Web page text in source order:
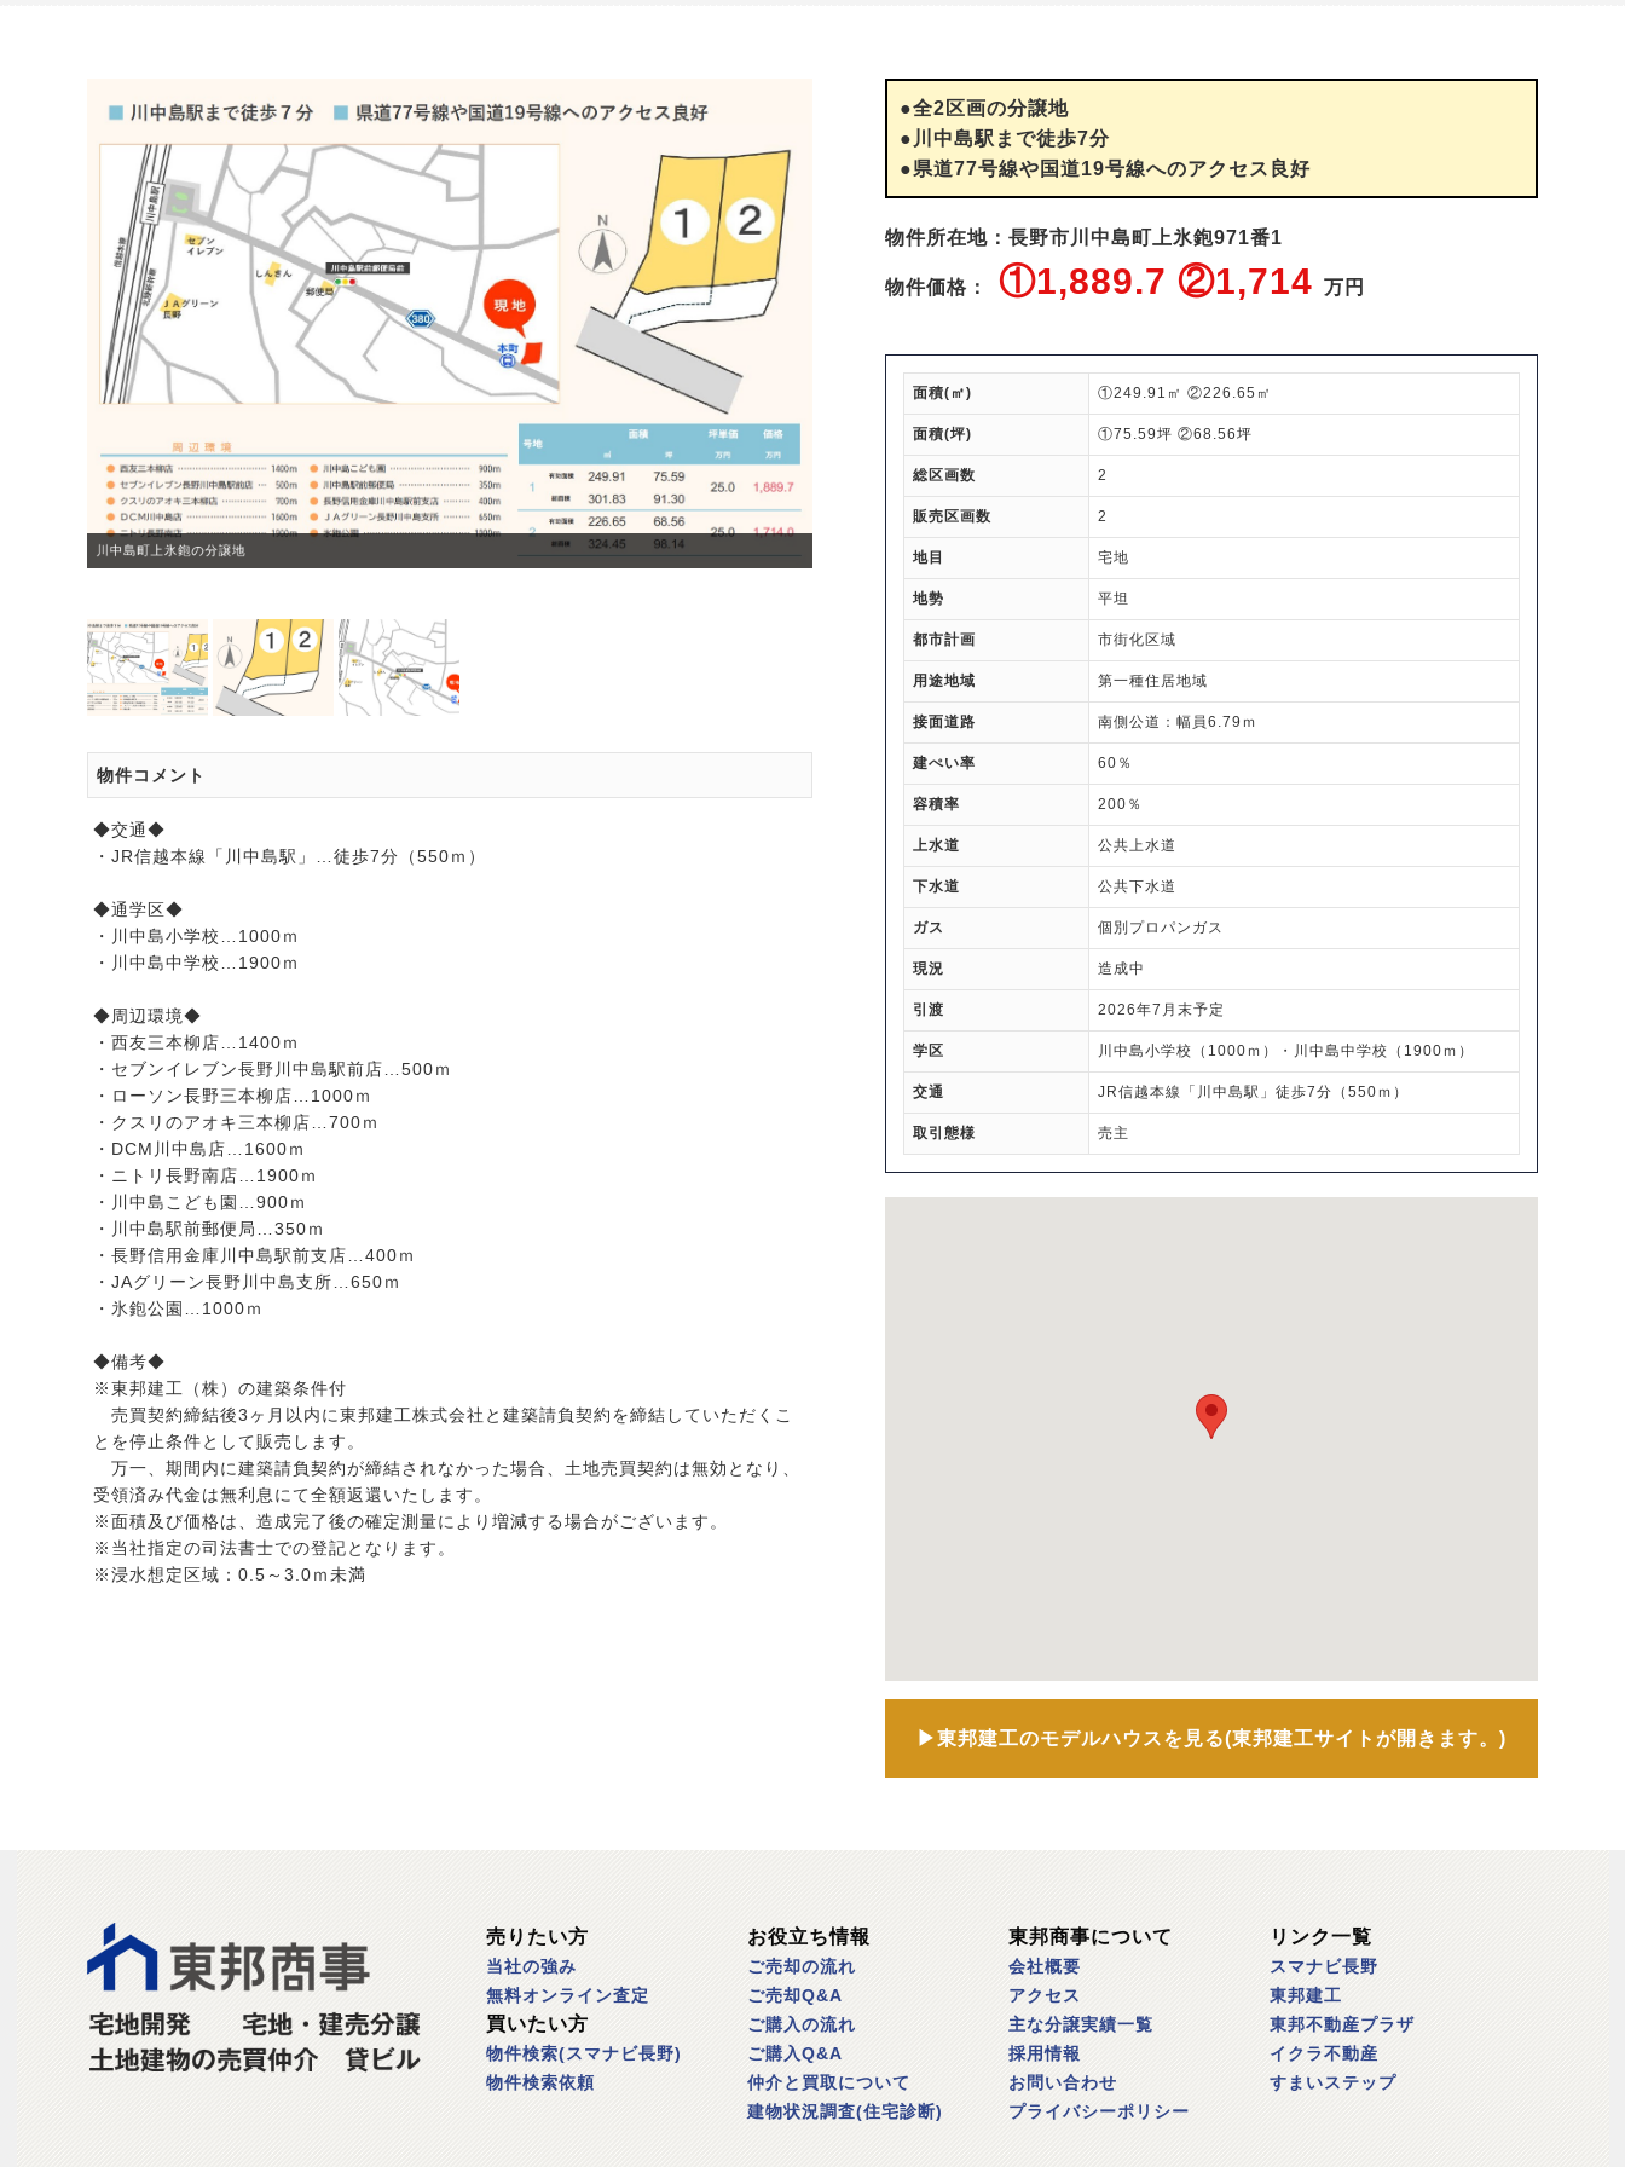
川中島町上氷鉋の分譲地
物件コメント
◆交通◆
・JR信越本線「川中島駅」…徒歩7分（550ｍ）
◆通学区◆
・川中島小学校…1000ｍ
・川中島中学校…1900ｍ
◆周辺環境◆
・西友三本柳店…1400ｍ
・セブンイレブン長野川中島駅前店…500ｍ
・ローソン長野三本柳店…1000ｍ
・クスリのアオキ三本柳店…700ｍ
・DCM川中島店…1600ｍ
・ニトリ長野南店…1900ｍ
・川中島こども園…900ｍ
・川中島駅前郵便局…350ｍ
・長野信用金庫川中島駅前支店…400ｍ
・JAグリーン長野川中島支所…650ｍ
・氷鉋公園…1000ｍ
◆備考◆
※東邦建工（株）の建築条件付
売買契約締結後3ヶ月以内に東邦建工株式会社と建築請負契約を締結していただくこ
とを停止条件として販売します。
万一、期間内に建築請負契約が締結されなかった場合、土地売買契約は無効となり、
受領済み代金は無利息にて全額返還いたします。
※面積及び価格は、造成完了後の確定測量により増減する場合がございます。
※当社指定の司法書士での登記となります。
※浸水想定区域：0.5～3.0ｍ未満
●全2区画の分譲地
●川中島駅まで徒歩7分
●県道77号線や国道19号線へのアクセス良好
物件所在地：長野市川中島町上氷鉋971番1
物件価格： ①1,889.7 ②1,714 万円
面積(㎡) ①249.91㎡ ②226.65㎡
面積(坪) ①75.59坪 ②68.56坪
総区画数 2
販売区画数 2
地目 宅地
地勢 平坦
都市計画 市街化区域
用途地域 第一種住居地域
接面道路 南側公道：幅員6.79ｍ
建ぺい率 60％
容積率 200％
上水道 公共上水道
下水道 公共下水道
ガス 個別プロパンガス
現況 造成中
引渡 2026年7月末予定
学区 川中島小学校（1000ｍ）・川中島中学校（1900ｍ）
交通 JR信越本線「川中島駅」徒歩7分（550ｍ）
取引態様 売主
▶東邦建工のモデルハウスを見る(東邦建工サイトが開きます。)
売りたい方
当社の強み
無料オンライン査定
買いたい方
物件検索(スマナビ長野)
物件検索依頼
お役立ち情報
ご売却の流れ
ご売却Q&A
ご購入の流れ
ご購入Q&A
仲介と買取について
建物状況調査(住宅診断)
東邦商事について
会社概要
アクセス
主な分譲実績一覧
採用情報
お問い合わせ
プライバシーポリシー
リンク一覧
スマナビ長野
東邦建工
東邦不動産プラザ
イクラ不動産
すまいステップ